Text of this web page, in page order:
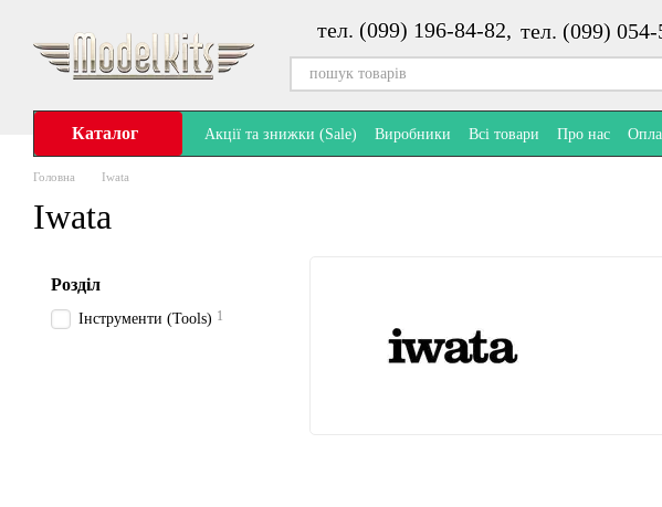
тел. (099) 196-84-82, тел. (099)
Каталог Акції та знижки (Sale) Виробники Всі товари Про нас
Головна Iwata
Iwata
Розділ
Інструменти (Tools) 1